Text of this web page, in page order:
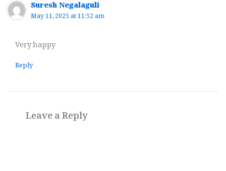
Suresh Negalaguli
May 11, 2025 at 11:52 am
Very happy
Reply
Leave a Reply